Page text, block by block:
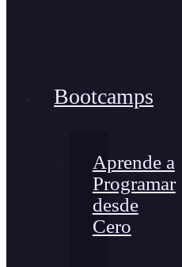
Bootcamps
Aprende a
Programar
desde
Cero